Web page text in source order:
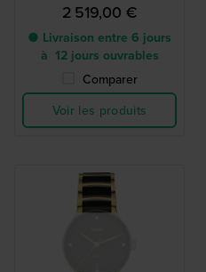
2 519,00 €
● Livraison entre 6 jours
à 12 jours ouvrables
Comparer
Voir les produits